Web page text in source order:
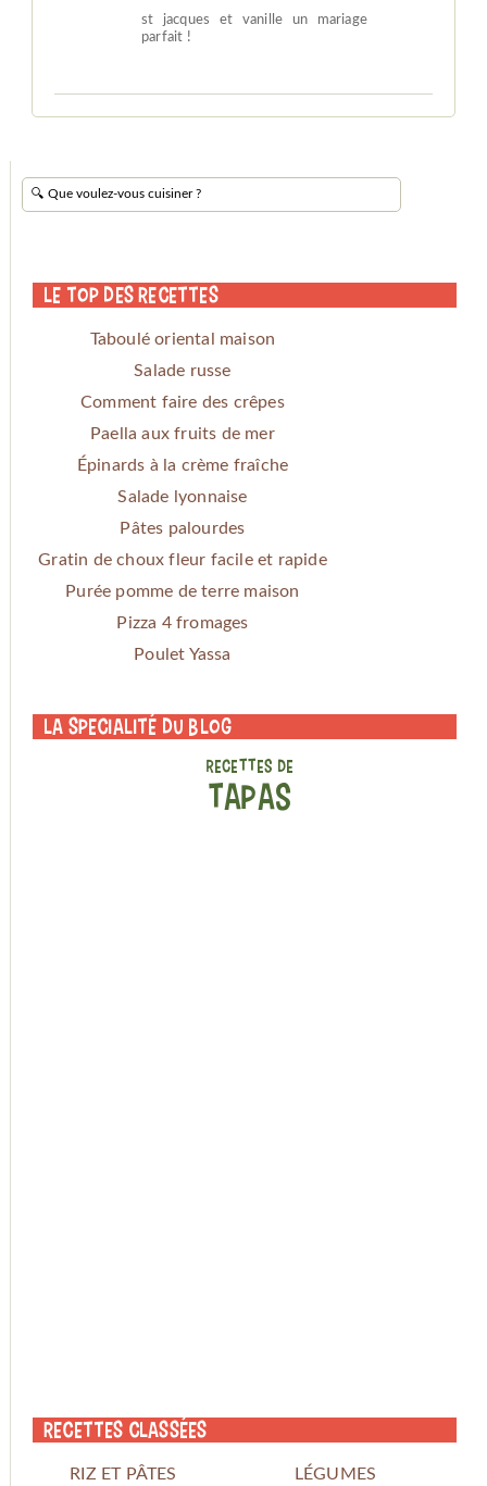
st jacques et vanille un mariage
parfait !
Le Top des Recettes
Taboulé oriental maison
Salade russe
Comment faire des crêpes
Paella aux fruits de mer
Épinards à la crème fraîche
Salade lyonnaise
Pâtes palourdes
Gratin de choux fleur facile et rapide
Purée pomme de terre maison
Pizza 4 fromages
Poulet Yassa
La specialité du blog
RECETTES DE
TAPAS
Recettes classées
RIZ ET PÂTES
LÉGUMES